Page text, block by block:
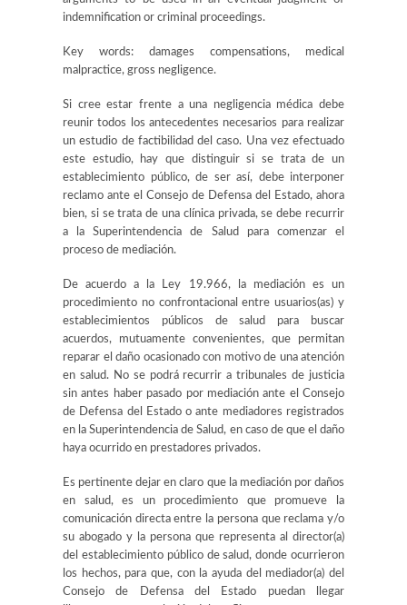
indemnification or criminal proceedings.
Key words: damages compensations, medical
malpractice, gross negligence.
Si cree estar frente a una negligencia médica debe
reunir todos los antecedentes necesarios para realizar
un estudio de factibilidad del caso. Una vez efectuado
este estudio, hay que distinguir si se trata de un
establecimiento público, de ser así, debe interponer
reclamo ante el Consejo de Defensa del Estado, ahora
bien, si se trata de una clínica privada, se debe recurrir
a laSuperintendencia de Salud para comenzar el
proceso de mediación.
De acuerdo a la Ley 19.966, la mediación es un
procedimiento no confrontacional entre usuarios(as) y
establecimientos públicos de salud para buscar
acuerdos, mutuamente convenientes, que permitan
reparar el daño ocasionado con motivo de una atención
en salud. No se podrá recurrir a tribunales de justicia
sin antes haber pasado por mediación ante el Consejo
de Defensa del Estado o ante mediadores registrados
en la Superintendencia de Salud, en caso de que el daño
haya ocurrido en prestadores privados.
Es pertinente dejar en claro que la mediación por daños
en salud, es un procedimiento que promueve la
comunicación directa entre la persona que reclama y/o
su abogado y la persona que representa al director(a)
del establecimiento público de salud, donde ocurrieron
los hechos, para que, con la ayuda del mediador(a) del
Consejo de Defensa del Estado puedan llegar